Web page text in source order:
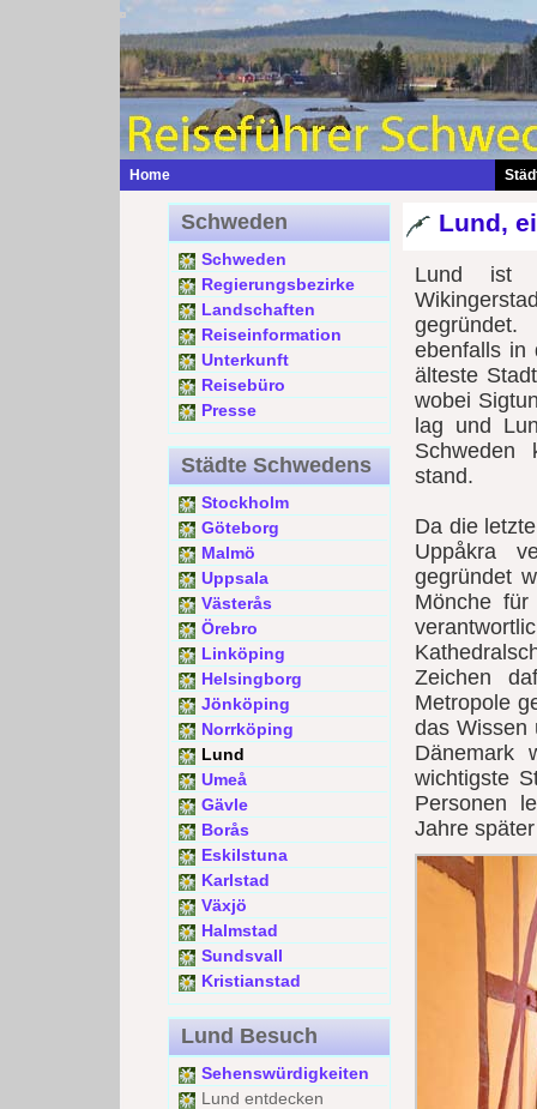
Home
Schweden
Schweden
Regierungsbezirke
Landschaften
Reiseinformation
Unterkunft
Reisebüro
Presse
Städte Schwedens
Stockholm
Göteborg
Malmö
Uppsala
Västerås
Örebro
Linköping
Helsingborg
Jönköping
Norrköping
Lund
Umeå
Gävle
Borås
Eskilstuna
Karlstad
Växjö
Halmstad
Sundsvall
Kristianstad
Lund Besuch
Sehenswürdigkeiten
Lund entdecken
Lund,
Lund ist
ebenfalls in
älteste
wobei
lag und
Schweden
stand.
Da die
Uppåkra
gegründet
Mönche
Zeichen
Metropole
das Wissen
Dänemark
wichtigste
Personen
Jahre